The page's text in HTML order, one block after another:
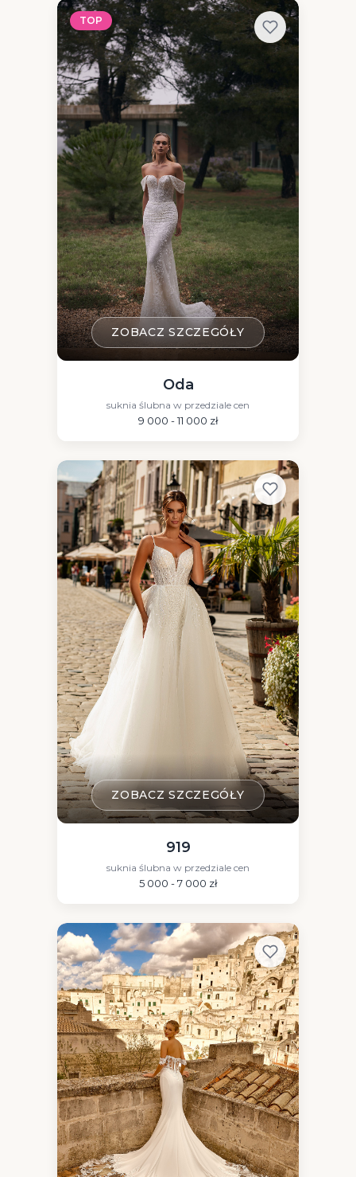
TOP
ZOBACZ SZCZEGÓŁY
Oda
suknia ślubna w przedziale cen
9 000 - 11 000 zł
ZOBACZ SZCZEGÓŁY
919
suknia ślubna w przedziale cen
5 000 - 7 000 zł